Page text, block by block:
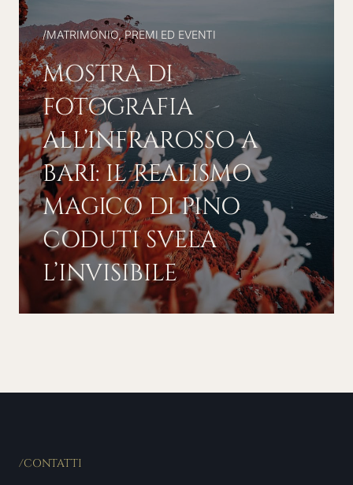
/MATRIMONIO,PREMI ED EVENTI
MOSTRA DI
FOTOGRAFIA
ALL’INFRAROSSO A
BARI: IL REALISMO
MAGICO DI PINO
CODUTI SVELA
L’INVISIBILE
/CONTATTI